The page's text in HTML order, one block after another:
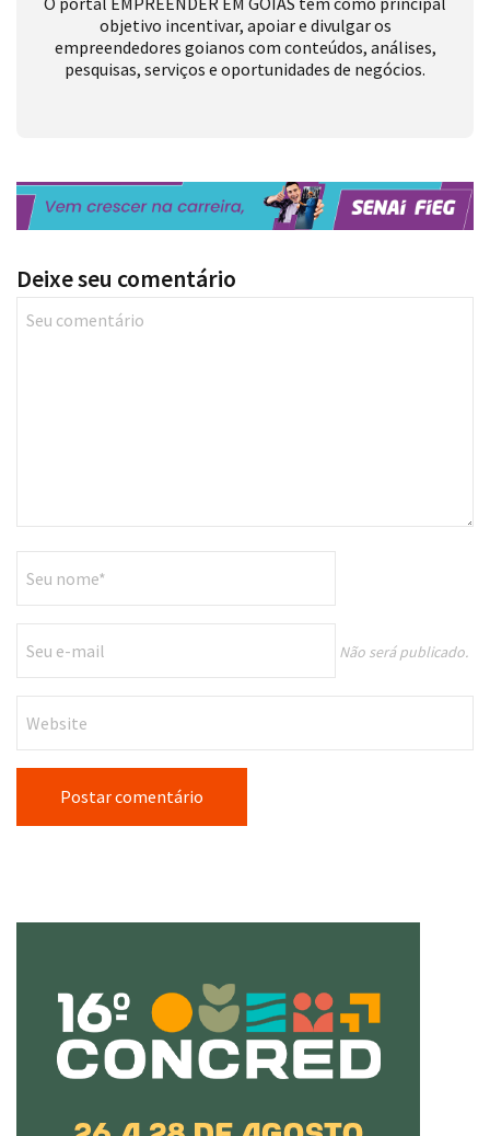
objetivo incentivar, apoiar e divulgar os
empreendedores goianos com conteúdos, análises,
pesquisas, serviços e oportunidades de negócios.
Deixe seu comentário
Não será publicado.